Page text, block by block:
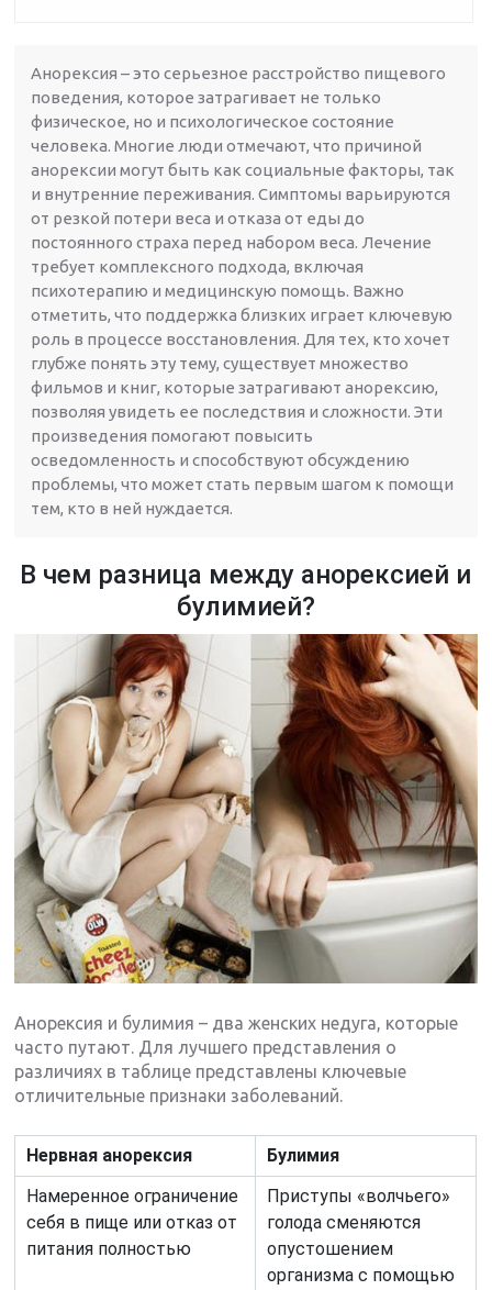
Анорексия – это серьезное расстройство пищевого
поведения, которое затрагивает не только
физическое, но и психологическое состояние
человека. Многие люди отмечают, что причиной
анорексии могут быть как социальные факторы, так
и внутренние переживания. Симптомы варьируются
от резкой потери веса и отказа от еды до
постоянного страха перед набором веса. Лечение
требует комплексного подхода, включая
психотерапию и медицинскую помощь. Важно
отметить, что поддержка близких играет ключевую
роль в процессе восстановления. Для тех, кто хочет
глубже понять эту тему, существует множество
фильмов и книг, которые затрагивают анорексию,
позволяя увидеть ее последствия и сложности. Эти
произведения помогают повысить
осведомленность и способствуют обсуждению
проблемы, что может стать первым шагом к помощи
тем, кто в ней нуждается.
В чем разница между анорексией и
булимией?
Анорексия и булимия – два женских недуга, которые
часто путают. Для лучшего представления о
различиях в таблице представлены ключевые
отличительные признаки заболеваний.
Нервная анорексия
Булимия
Намеренное ограничение
себя в пище или отказ от
питания полностью
Приступы «волчьего»
голода сменяются
опустошением
организма с помощью